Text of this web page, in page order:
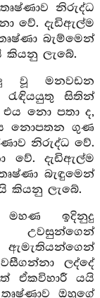
නිරුද්ධ
වේ. දැඩිඇල්ම
බැම්මෙන්
ලැබේ.
වූ මනවඩන
සිතින්
නො පතා ද,
නොපතන ගුණ
නිරුද්ධ වේ.
වේ. දැඩිඇල්ම
බැඳුමෙන්
කියනු ලැබේ.
මහණ ඉදිනුදු
උවසුන්ගෙන්
ඇමැතියන්ගෙන්
ලද්දේ
ඒකවිහාරී යයි
ඔහුගේ